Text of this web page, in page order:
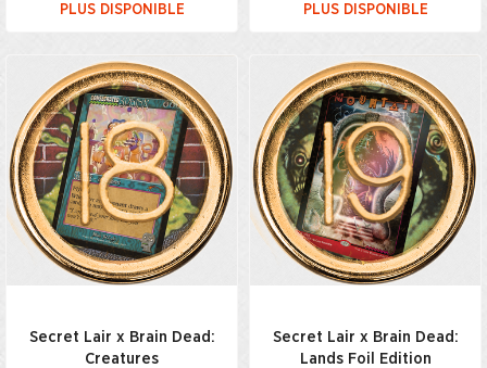
PLUS DISPONIBLE PLUS DISPONIBLE
Secret Lair x Brain Dead:
Creatures
Secret Lair x Brain Dead:
Lands Foil Edition